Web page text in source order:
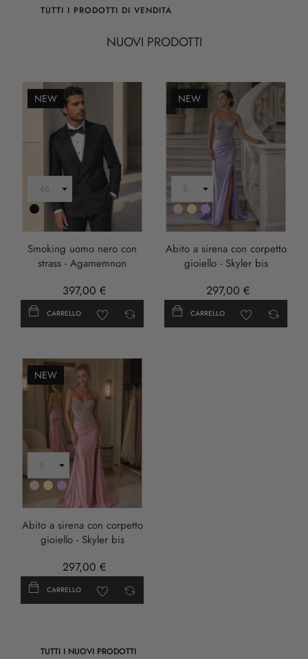
TUTTI I PRODOTTI DI VENDITA
NUOVI PRODOTTI
NEW
Nero
Smoking uomo nero con
strass - Agamemnon
397,00 €
CARRELLO
NEW
RosaOroLILLA
Abito a sirena con corpetto
gioiello - Skyler bis
297,00 €
CARRELLO
NEW
RosaOroLILLA
Abito a sirena con corpetto
gioiello - Skyler bis
297,00 €
CARRELLO
TUTTI I NUOVI PRODOTTI